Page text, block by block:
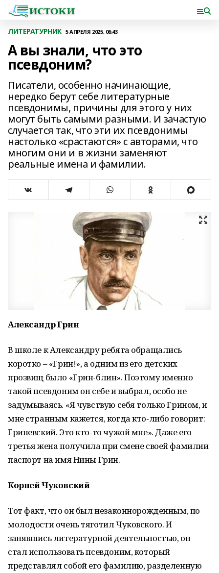
ЛИТЕРАТУРНИК 5 АПРЕЛЯ 2025, 06:43
А вы знали, что это
псевдоним?
Писатели, особенно начинающие,
нередко берут себе литературные
псевдонимы, причины для этого у них
могут быть самыми разными. И зачастую
случается так, что эти их псевдонимы
настолько «срастаются» с авторами, что
многим они и в жизни заменяют
реальные имена и фамилии.
Александр Грин
В школе к Александру ребята обращались
коротко – «Грин!», а одним из его детских
прозвищ было «Грин-блин». Поэтому именно
такой псевдоним он себе и выбрал, особо не
задумываясь. «Я чувствую себя только Грином, и
мне странным кажется, когда кто-либо говорит:
Гриневский. Это кто-то чужой мне». Даже его
третья жена получила при смене своей фамилии
паспорт на имя Нины Грин.
Корней Чуковский
Тот факт, что он был незаконнорожденным, по
молодости очень тяготил Чуковского. И
занявшись литературной деятельностью, он
стал использовать псевдоним, который
представлял собой его фамилию, разделенную